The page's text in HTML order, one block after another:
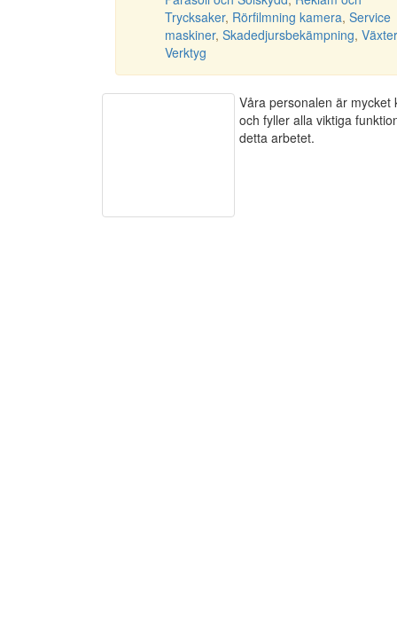
Trycksaker, Rörfilmning kamera, Service
maskiner, Skadedjursbekämpning, Växter
Verktyg
Våra personalen är mycket
och fyller alla viktiga
detta arbetet.